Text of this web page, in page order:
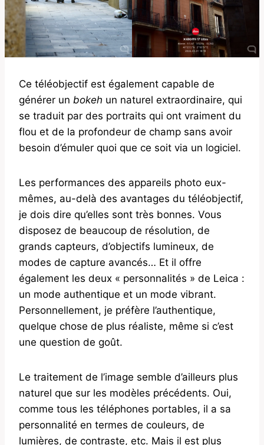
Ce téléobjectif est également capable de
générer un bokeh un naturel extraordinaire, qui
se traduit par des portraits qui ont vraiment du
flou et de la profondeur de champ sans avoir
besoin d’émuler quoi que ce soit via un logiciel.
Les performances des appareils photo eux-
mêmes, au-delà des avantages du téléobjectif,
je dois dire qu’elles sont très bonnes. Vous
disposez de beaucoup de résolution, de
grands capteurs, d’objectifs lumineux, de
modes de capture avancés… Et il offre
également les deux « personnalités » de Leica :
un mode authentique et un mode vibrant.
Personnellement, je préfère l’authentique,
quelque chose de plus réaliste, même si c’est
une question de goût.
Le traitement de l’image semble d’ailleurs plus
naturel que sur les modèles précédents. Oui,
comme tous les téléphones portables, il a sa
personnalité en termes de couleurs, de
lumières, de contraste, etc. Mais il est plus